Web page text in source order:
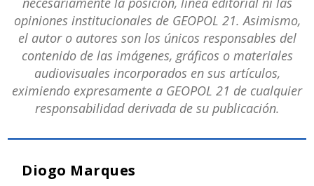
opiniones institucionales de GEOPOL 21. Asimismo,
el autor o autores son los únicos responsables del
contenido de las imágenes, gráficos o materiales
audiovisuales incorporados en sus artículos,
eximiendo expresamente a GEOPOL 21 de cualquier
responsabilidad derivada de su publicación.
Diogo Marques